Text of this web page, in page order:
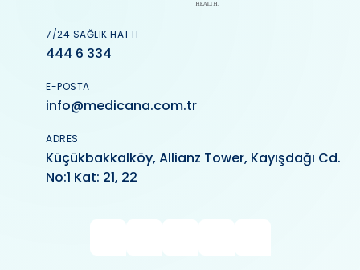
7/24 SAĞLIK HATTI
444 6 334
E-POSTA
info@medicana.com.tr
ADRES
Küçükbakkalköy, Allianz Tower, Kayışdağı Cd.
No:1 Kat: 21, 22